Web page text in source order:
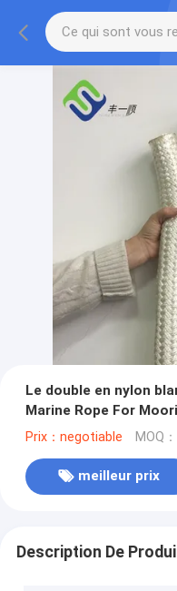
Le double en nylon
Marine Rope For
Prix：negotiable MOQ
meilleur prix
Description De